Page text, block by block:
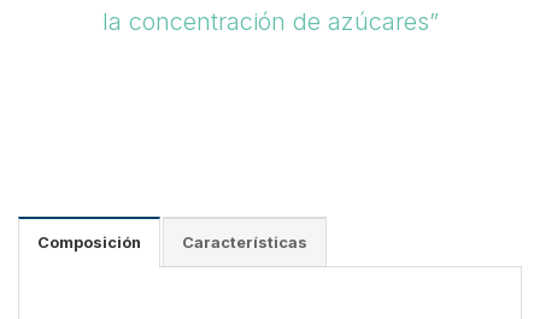
la concentración de azúcares”
Composición Características